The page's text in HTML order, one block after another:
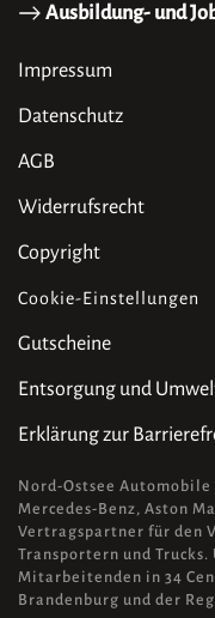
Ausbildung- und
Impressum
Datenschutz
AGB
Widerrufsrecht
Copyright
Cookie-Einstellungen
Gutscheine
Entsorgung und
Erklärung zur
Nord-Ostsee Automobile
Mercedes-Benz, Aston
Vertragspartner für den
Transportern und Trucks.
Mitarbeitenden in 34
Brandenburg und der